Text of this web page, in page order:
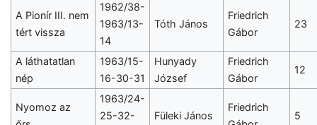
A Pionír III. nem
tért vissza
1962/38-
1963/13-
14
Tóth János
Friedrich
Gábor
23
A láthatatlan
nép
1963/15-
16-30-31
Hunyady
József
Friedrich
Gábor
12
Nyomoz az
1963/24-
25-32-
Füleki János
Friedrich
5